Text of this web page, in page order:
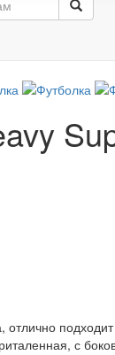
отлично
с